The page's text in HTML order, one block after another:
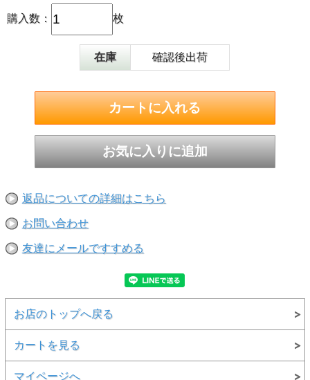
購入数： 枚
在庫 確認後出荷
返品についての詳細はこちら
お問い合わせ
友達にメールですすめる
お店のトップへ戻る
カートを見る
マイページへ